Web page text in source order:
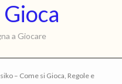
Gioca
a Giocare
– Come si Gioca, Regole e